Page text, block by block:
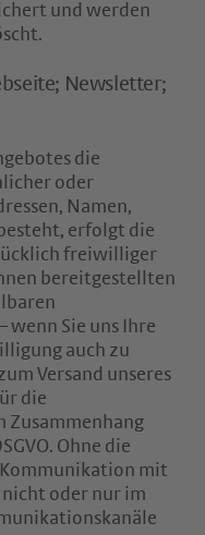
und werden
Newsletter;
die
oder
Namen,
erfolgt die
freiwilliger
bereitgestellten
wenn Sie uns Ihre
auch zu
Versand unseres
die
Zusammenhang
Ohne die
Kommunikation mit
nicht oder nur im